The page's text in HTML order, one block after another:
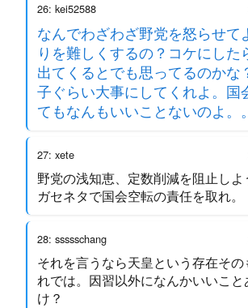
26: kei52588
なんでわざわざ野党を怒らせて
りを難しくするの？コケにした
出てくるとでも思ってるのかな
子ぐらい大事にしてくれよ。国
てもなんもいいことないのよ。。
27: xete
野党の浅知恵、定数削減を阻止し
ガセネタで国会空転の責任を取れ。
28: ssssschang
それを言うなら天皇という存在そ
れでは。因習以外になんかいいこと
け？